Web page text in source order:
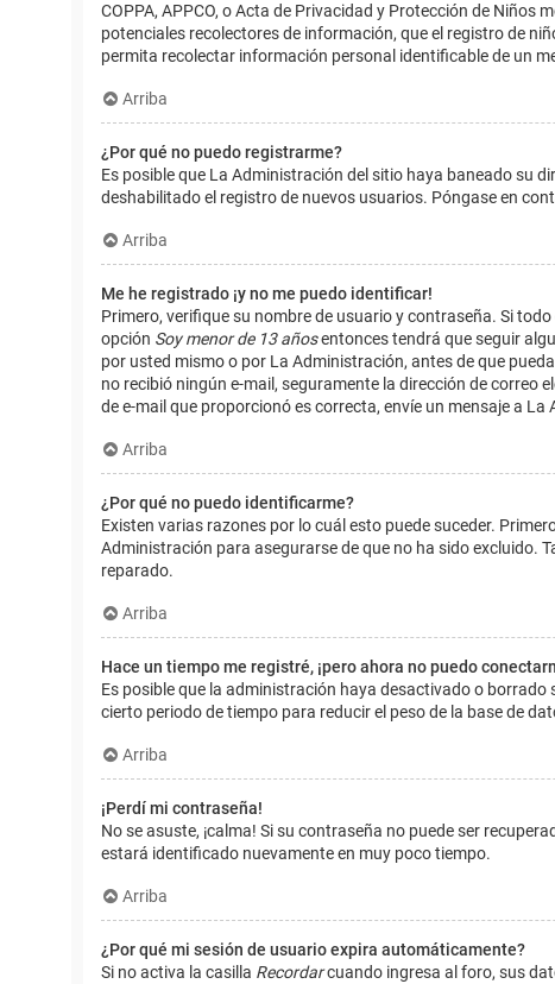
COPPA, APPCO, o Acta de Privacidad y Protección de Niños
potenciales recolectores de información, que el registro de
permita recolectar información personal identificable de un
Arriba
¿Por qué no puedo registrarme?
Es posible que La Administración del sitio haya baneado su
deshabilitado el registro de nuevos usuarios. Póngase en
Arriba
Me he registrado ¡y no me puedo identificar!
Primero, verifique su nombre de usuario y contraseña. Si
opción Soy menor de 13 añosentonces tendrá que seguir
por usted mismo o por La Administración, antes de que
no recibió ningún e-mail, seguramente la dirección de
de e-mail que proporcionó es correcta, envíe un mensaje a La
Arriba
¿Por qué no puedo identificarme?
Existen varias razones por lo cuál esto puede suceder.
Administración para asegurarse de que no ha sido excluido.
reparado.
Arriba
Hace un tiempo me registré, ¡pero ahora no puedo
Es posible que la administración haya desactivado o
cierto periodo de tiempo para reducir el peso de la base de
Arriba
¡Perdí mi contraseña!
No se asuste, ¡calma! Si su contraseña no puede ser
estará identificado nuevamente en muy poco tiempo.
Arriba
¿Por qué mi sesión de usuario expira automáticamente?
Si no activa la casilla Recordarcuando ingresa al foro, sus